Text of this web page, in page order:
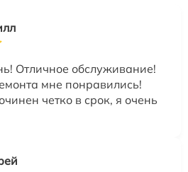
Отличное обслуживание!
мне понравились!
четко в срок, я очень